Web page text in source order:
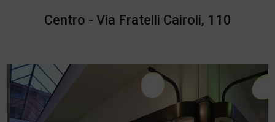
Centro - Via Fratelli Cairoli, 110